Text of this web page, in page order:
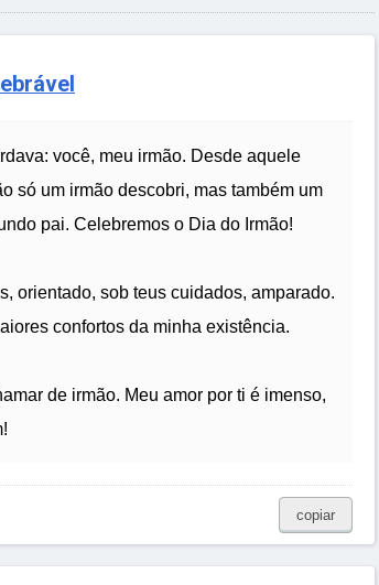
você, meu irmão. Desde aquele
só um irmão descobri, mas também um
pai. Celebremos o Dia do Irmão!
orientado, sob teus cuidados, amparado.
confortos da minha existência.
de irmão. Meu amor por ti é imenso,
copiar